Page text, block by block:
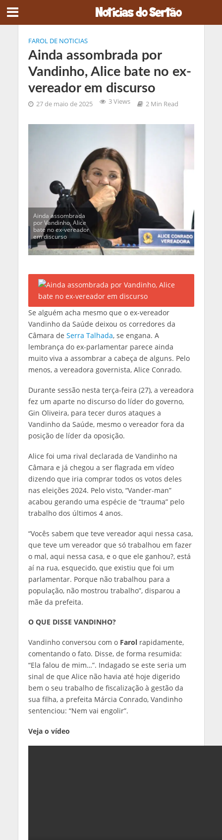
FAROL DE NOTICIAS
Ainda assombrada por
Vandinho, Alice bate no ex-
vereador em discurso
27 de maio de 2025 3 Views 2 Min Read
Ainda assombrada
por Vandinho, Alice
bate no ex-vereador
em discurso
Se alguém acha mesmo que o ex-vereador
Vandinho da Saúde deixou os corredores da
Câmara de Serra Talhada, se engana. A
lembrança do ex-parlamentar parece ainda
muito viva a assombrar a cabeça de alguns. Pelo
menos, a vereadora governista, Alice Conrado.
Durante sessão nesta terça-feira (27), a vereadora
fez um aparte no discurso do líder do governo,
Gin Oliveira, para tecer duros ataques a
Vandinho da Saúde, mesmo o vereador fora da
posição de líder da oposição.
Alice foi uma rival declarada de Vandinho na
Câmara e já chegou a ser flagrada em vídeo
dizendo que iria comprar todos os votos deles
nas eleições 2024. Pelo visto, “Vander-man”
acabou gerando uma espécie de “trauma” pelo
trabalho dos últimos 4 anos.
“Vocês sabem que teve vereador aqui nessa casa,
que teve um vereador que só trabalhou em fazer
o mal, aqui nessa casa, e o que ele ganhou?, está
aí na rua, esquecido, que existiu que foi um
parlamentar. Porque não trabalhou para a
população, não mostrou trabalho”, disparou a
mãe da prefeita.
O QUE DISSE VANDINHO?
Vandinho conversou com o Farol rapidamente,
comentando o fato. Disse, de forma resumida:
“Ela falou de mim…”. Indagado se este seria um
sinal de que Alice não havia até hoje digerido
bem o seu trabalho de fiscalização à gestão da
sua filha, a prefeita Márcia Conrado, Vandinho
sentenciou: “Nem vai engolir”.
Veja o vídeo